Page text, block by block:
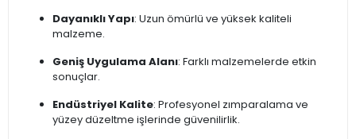
Dayanıklı Yapı: Uzun ömürlü ve yüksek kaliteli
malzeme.
Geniş Uygulama Alanı: Farklı malzemelerde etkin
sonuçlar.
Endüstriyel Kalite: Profesyonel zımparalama ve
yüzey düzeltme işlerinde güvenilirlik.